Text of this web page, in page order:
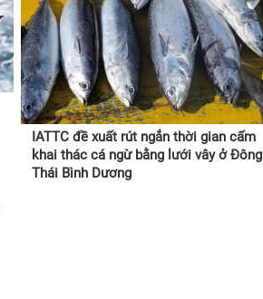
IATTC đề xuất rút ngắn thời gian cấm
khai thác cá ngừ bằng lưới vây ở Đông
Thái Bình Dương